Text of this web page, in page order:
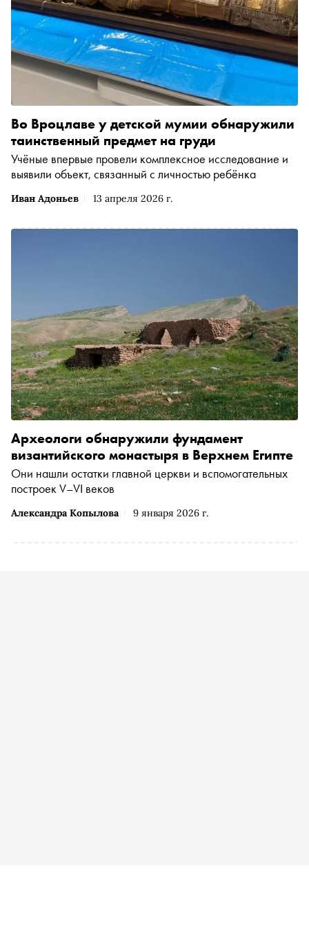
Иван Адоньев 13 апреля 2026 г.
Во Вроцлаве у детской мумии обнаружили
таинственный предмет на груди
Учёные впервые провели комплексное исследование и
выявили объект, связанный с личностью ребёнка
Александра Копылова 9 января 2026 г.
Археологи обнаружили фундамент
византийского монастыря в Верхнем Египте
Они нашли остатки главной церкви и вспомогательных
построек V–VI веков